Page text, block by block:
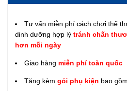
Tư vấn miễn phí cách chơi thể
dinh dưỡng hợp lý tránh chấn
hơn mỗi ngày
Giao hàng miễn phí toàn quốc
Tặng kèm gói phụ kiện bao